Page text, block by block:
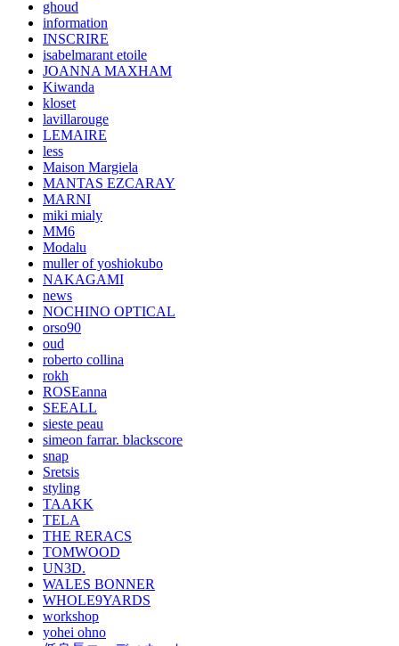
ghoud
information
INSCRIRE
isabelmarant etoile
JOANNA MAXHAM
Kiwanda
kloset
lavillarouge
LEMAIRE
less
Maison Margiela
MANTAS EZCARAY
MARNI
miki mialy
MM6
Modalu
muller of yoshiokubo
NAKAGAMI
news
NOCHINO OPTICAL
orso90
oud
roberto collina
rokh
ROSEanna
SEEALL
sieste peau
simeon farrar. blackscore
snap
Sretsis
styling
TAAKK
TELA
THE RERACS
TOMWOOD
UN3D.
WALES BONNER
WHOLE9YARDS
workshop
yohei ohno